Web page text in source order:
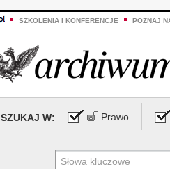
SZKOLENIA I KONFERENCJE POZNAJ
SZUKAJ W: Prawo